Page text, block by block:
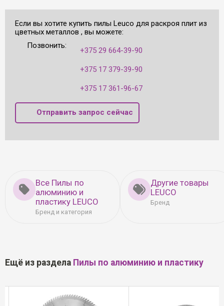
Если вы хотите купить пилы Leuco для раскроя плит из
цветных металлов , вы можете:
Позвонить:
+375 29 664-39-90
+375 17 379-39-90
+375 17 361-96-67
Отправить запрос сейчас
Все Пилы по
алюминию и
пластику LEUCO
Бренд и категория
Другие товары
LEUCO
Бренд
Ещё из раздела Пилы по алюминию и пластику